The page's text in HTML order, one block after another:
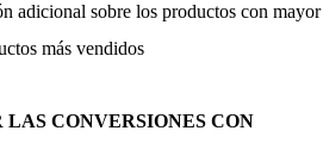
adicional sobre los productos con mayor
más vendidos
CONVERSIONES CON